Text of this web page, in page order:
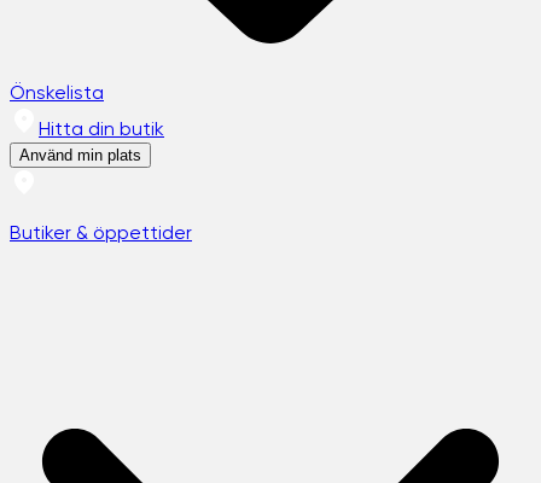
Önskelista
Hitta din butik
Använd min plats
Butiker & öppettider